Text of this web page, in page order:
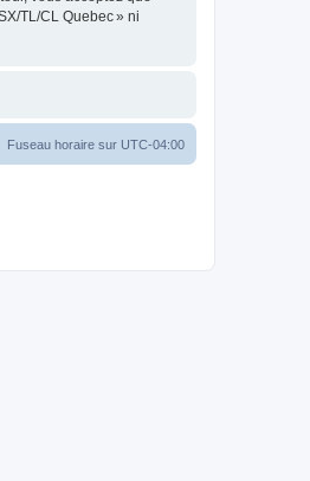
TL/CL Quebec » ni
Fuseau horaire sur UTC-04:00